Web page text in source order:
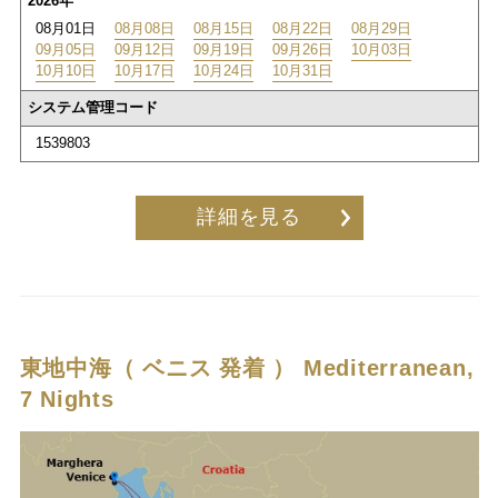
08月01日
08月08日 08月15日 08月22日
08月29日
09月05日
09月12日 09月19日 09月26日
10月03日
10月10日
10月17日 10月24日 10月31日
システム管理コード
1539803
詳細を見る
東地中海（ ベニス 発着 ） Mediterranean,
7 Nights